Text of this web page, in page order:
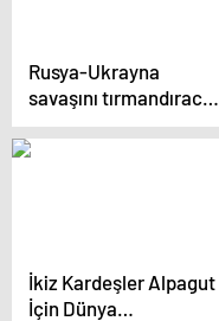
Rusya-Ukrayna
savaşını tırmandıracak
bir açıklama da
Zelenskiy’den: Hepsini
İkiz Kardeşler Alpagut
İçin Dünya